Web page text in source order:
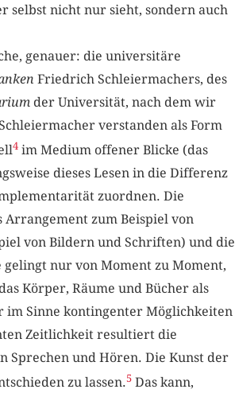
selbst nicht nur sieht, sondern auch
genauer: die universitäre
Friedrich Schleiermachers, des
der Universität, nach dem wir
verstanden als Form
4im Medium offener Blicke (das
dieses Lesen in die Differenz
zuordnen. Die
zum Beispiel von
von Bildern und Schriften) und die
nur von Moment zu Moment,
Körper, Räume und Bücher als
im Sinne kontingenter Möglichkeiten
Zeitlichkeit resultiert die
Sprechen und Hören. Die Kunst der
zu lassen.5Das kann,